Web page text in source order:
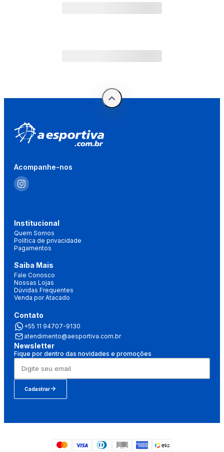
Acompanhe-nos
Institucional
Quem Somos
Política de privacidade
Pagamentos
Saiba Mais
Fale Conosco
Nossas Lojas
Dúvidas Frequentes
Venda por Atacado
Contato
+55 11 94707-9130
atendimento@aesportiva.com.br
Newsletter
Fique por dentro das novidades e promoções
Cadastrar